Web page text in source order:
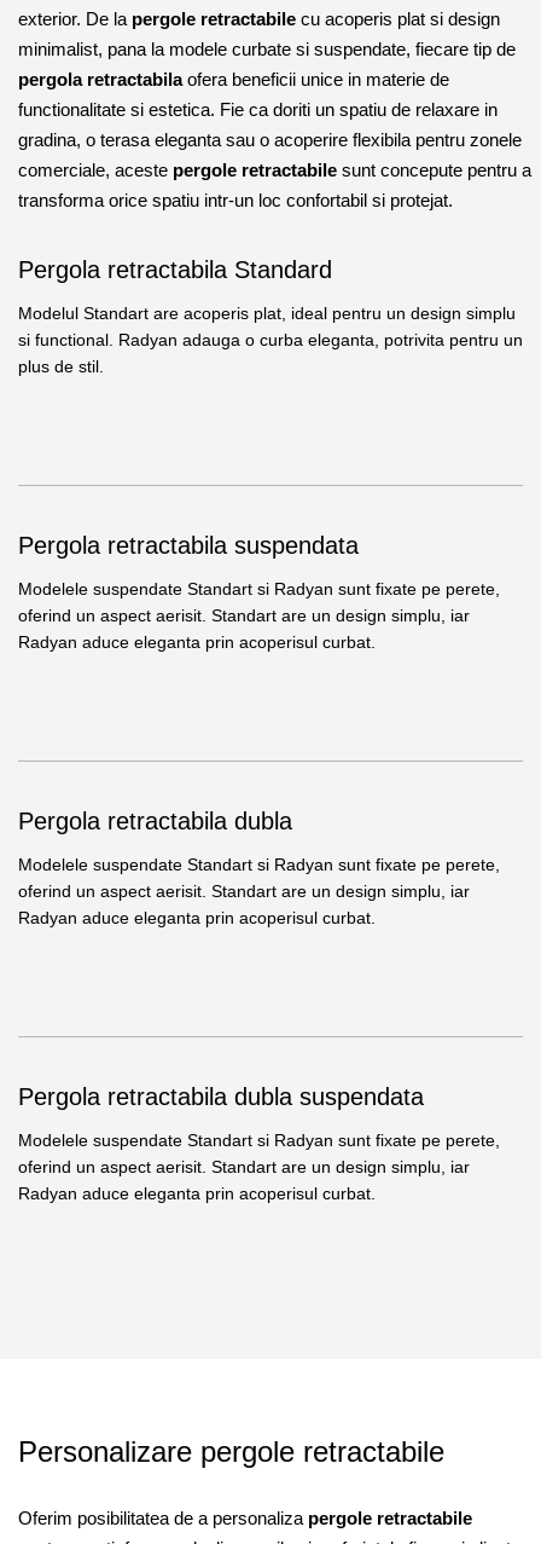
exterior. De la pergole retractabile cu acoperis plat si design
minimalist, pana la modele curbate si suspendate, fiecare tip de
pergola retractabilaofera beneficii unice in materie de
functionalitate si estetica. Fie ca doriti un spatiu de relaxare in
gradina, o terasa eleganta sau o acoperire flexibila pentru zonele
comerciale, aceste pergole retractabile sunt concepute pentru a
transforma orice spatiu intr-un loc confortabil si protejat.
Pergola retractabila Standard
Modelul Standart are acoperis plat, ideal pentru un design simplu
si functional. Radyan adauga o curba eleganta, potrivita pentru un
plus de stil.
Pergola retractabila suspendata
Modelele suspendate Standart si Radyan sunt fixate pe perete,
oferind un aspect aerisit. Standart are un design simplu, iar
Radyan aduce eleganta prin acoperisul curbat.
Pergola retractabila dubla
Modelele suspendate Standart si Radyan sunt fixate pe perete,
oferind un aspect aerisit. Standart are un design simplu, iar
Radyan aduce eleganta prin acoperisul curbat.
Pergola retractabila dubla suspendata
Modelele suspendate Standart si Radyan sunt fixate pe perete,
oferind un aspect aerisit. Standart are un design simplu, iar
Radyan aduce eleganta prin acoperisul curbat.
Personalizare pergole retractabile
Oferim posibilitatea de a personaliza pergole retractabile